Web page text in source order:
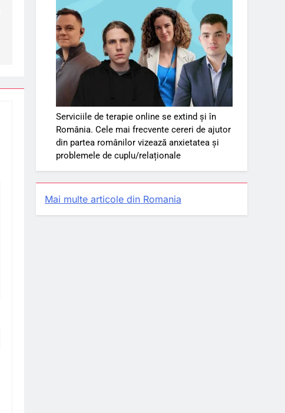
Serviciile de terapie online se extind și în
România. Cele mai frecvente cereri de ajutor
din partea românilor vizează anxietatea și
problemele de cuplu/relaționale
Mai multe articole din Romania